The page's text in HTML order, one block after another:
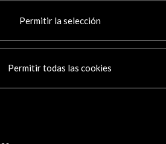
Permitir la selección
Permitir todas las cookies